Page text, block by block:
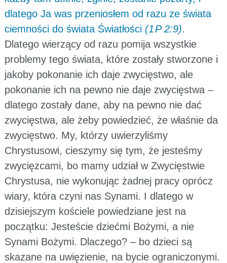
dlatego Ja was przeniosłem od razu ze świata
ciemności do świata Światłości (1 P 2:9).
Dlatego wierzący od razu pomija wszystkie
problemy tego świata, które zostały stworzone i
jakoby pokonanie ich daje zwycięstwo, ale
pokonanie ich na pewno nie daje zwycięstwa –
dlatego zostały dane, aby na pewno nie dać
zwycięstwa, ale żeby powiedzieć, że właśnie da
zwycięstwo. My, którzy uwierzyliśmy
Chrystusowi, cieszymy się tym, że jesteśmy
zwycięzcami, bo mamy udział w Zwycięstwie
Chrystusa, nie wykonując żadnej pracy oprócz
wiary, która czyni nas Synami. I dlatego w
dzisiejszym kościele powiedziane jest na
początku: Jesteście dziećmi Bożymi, a nie
Synami Bożymi. Dlaczego? – bo dzieci są
skazane na uwięzienie, na bycie ograniczonymi.